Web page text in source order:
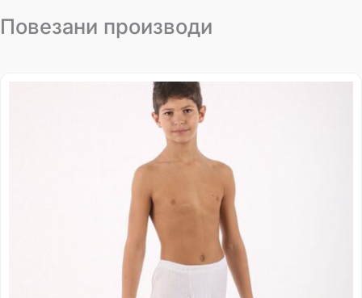
Повезани производи
Распон
цена:
од
435.00 рсд
до
514.00 рсд